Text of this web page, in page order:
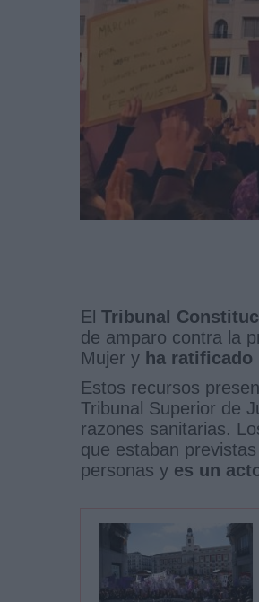
El Tribunal
de amparo contra la
Mujer y ha ratificado
Estos recursos
Tribunal Superior de
razones sanitarias.
que estaban previstas
personas y es un